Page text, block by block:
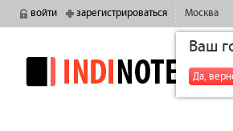
войти зарегистрироваться Москва
Ваш
Да,
indinotes